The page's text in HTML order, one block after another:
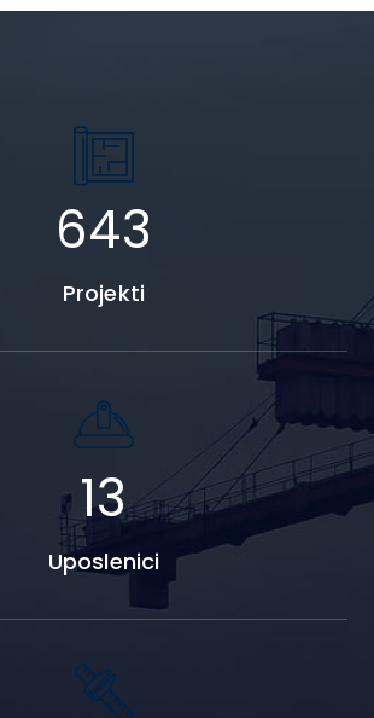
788
Projekti
18
Uposlenici